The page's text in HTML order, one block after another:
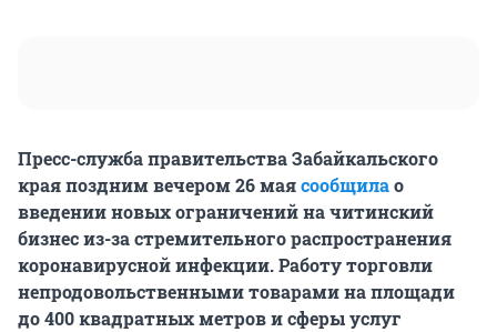
Пресс-служба правительства Забайкальского
края поздним вечером 26 маясообщилао
введении новых ограничений на читинский
бизнес из-за стремительного распространения
коронавирусной инфекции. Работу торговли
непродовольственными товарами на площади
до 400 квадратных метров и сферы услуг